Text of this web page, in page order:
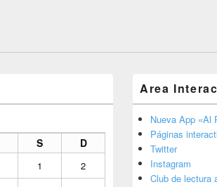
S D
1
2
Area
Nueva App «Al
Páginas
Twitter
Instagram
Club de lectura